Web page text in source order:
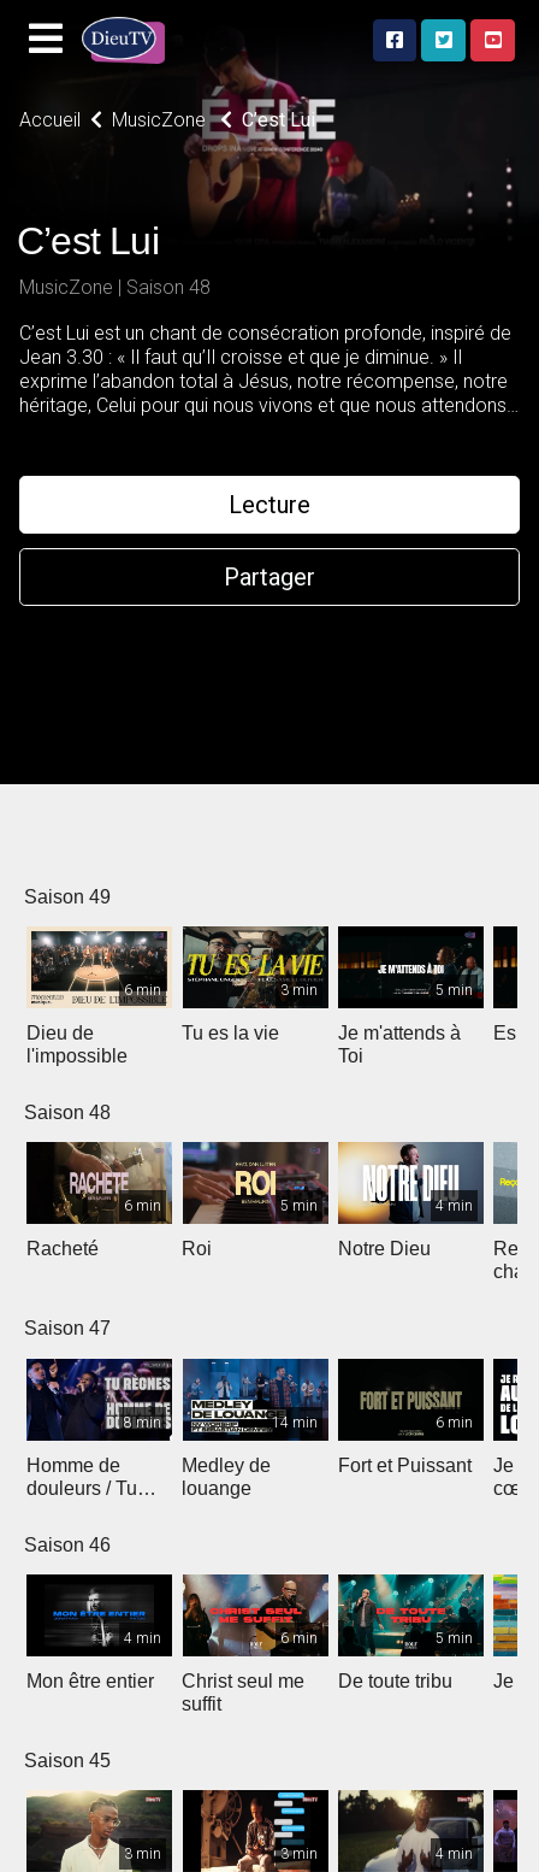
Accueil MusicZone C’est Lui
C’est Lui
MusicZone | Saison 48
C’est Lui est un chant de consécration profonde, inspiré de
Jean 3.30 : « Il faut qu’Il croisse et que je diminue. » Il
exprime l’abandon total à Jésus, notre récompense, notre
héritage, Celui pour qui nous vivons et que nous attendons.
Lecture
Partager
Saison 49
6 min
Dieu de
l'impossible
3 min
Tu es la vie
5 min
Je m'attends à
Toi
Saison 48
6 min
Racheté
5 min
Roi
4 min
Notre Dieu
chant
Saison 47
8 min
Homme de
douleurs / Tu
14 min
Medley de
louange
6 min
Fort et Puissant
Je
cœur
Saison 46
4 min
Mon être entier
6 min
Christ seul me
suffit
5 min
De toute tribu Je
Saison 45
3 min 3 min 4 min